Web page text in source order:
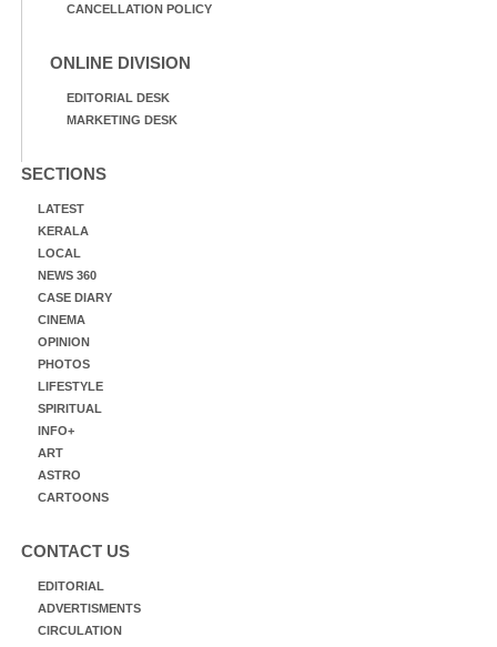
CANCELLATION POLICY
ONLINE DIVISION
EDITORIAL DESK
MARKETING DESK
SECTIONS
LATEST
KERALA
LOCAL
NEWS 360
CASE DIARY
CINEMA
OPINION
PHOTOS
LIFESTYLE
SPIRITUAL
INFO+
ART
ASTRO
CARTOONS
CONTACT US
EDITORIAL
ADVERTISMENTS
CIRCULATION